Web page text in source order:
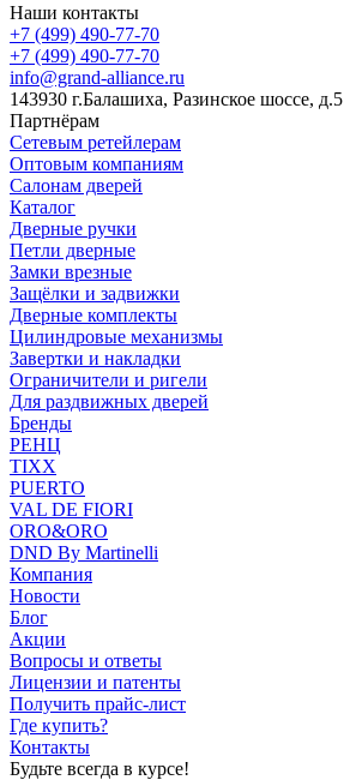
Наши контакты
+7 (499) 490-77-70
+7 (499) 490-77-70
info@grand-alliance.ru
143930 г.Балашиха, Разинское шоссе, д.5
Партнёрам
Сетевым ретейлерам
Оптовым компаниям
Салонам дверей
Каталог
Дверные ручки
Петли дверные
Замки врезные
Защёлки и задвижки
Дверные комплекты
Цилиндровые механизмы
Завертки и накладки
Ограничители и ригели
Для раздвижных дверей
Бренды
РЕНЦ
TIXX
PUERTO
VAL DE FIORI
ORO&ORO
DND By Martinelli
Компания
Новости
Блог
Акции
Вопросы и ответы
Лицензии и патенты
Получить прайс-лист
Где купить?
Контакты
Будьте всегда в курсе!